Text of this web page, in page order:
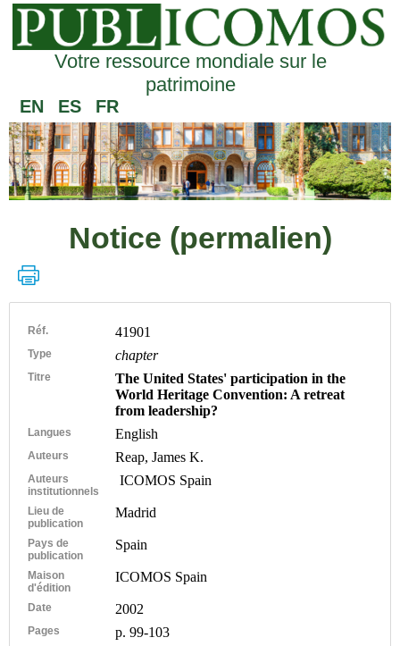
Votre ressource mondiale sur le
patrimoine
EN ES FR
Notice (permalien)
Réf. 41901
Type chapter
Titre
The United States' participation in the
World Heritage Convention: A retreat
from leadership?
Langues English
Auteurs Reap, James K.
Auteurs
institutionnels
ICOMOS Spain
Lieu de
publication
Madrid
Pays de
publication
Spain
Maison
d'édition
ICOMOS Spain
Date 2002
Pages p. 99-103